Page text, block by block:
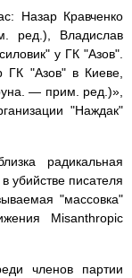
Назар Кравченко
ред.), Владислав
у ГК "Азов".
"Азов" в Киеве,
— прим. ред.)»,
"Наждак"
радикальная
убийстве писателя
"массовка"
Misanthropic
членов партии